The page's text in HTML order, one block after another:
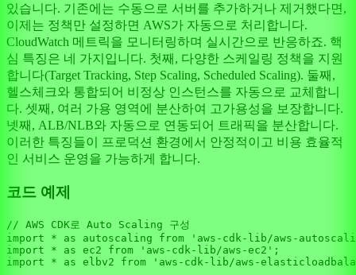
있습니다. 기존에는 수동으로 서버를 추가하거나 제거했다면,
이제는 정책만 설정하면 AWS가 자동으로 처리합니다.
CloudWatch 메트릭을 모니터링하며 실시간으로 반응하죠. 핵
심 특징은 네 가지입니다. 첫째, 다양한 스케일링 정책을 지원
합니다(Target Tracking, Step Scaling, Scheduled Scaling). 둘째,
헬스체크와 통합되어 비정상 인스턴스를 자동으로 교체합니
다. 셋째, 여러 가용 영역에 분산하여 고가용성을 보장합니다.
넷째, ALB/NLB와 자동으로 연동되어 트래픽을 분산합니다.
이러한 특징들이 프로덕션 환경에서 안정적이고 비용 효율적
인 서비스 운영을 가능하게 합니다.
코드 예제
// AWS CDK로 Auto Scaling 구성
import * as autoscaling from
'aws-cdk-lib/aws-
import * as ec2 from 'aws-cdk-lib/aws-ec2'
import * as elbv2 from 'aws-cdk-lib/aws-